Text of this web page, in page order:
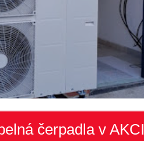
čerpadla v AKCI